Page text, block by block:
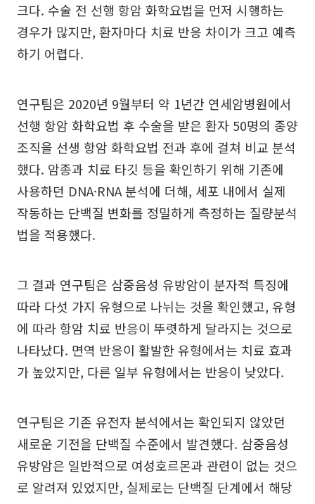
크다. 수술 전 선행 항암 화학요법을 먼저 시행하는
경우가 많지만, 환자마다 치료 반응 차이가 크고 예측
하기 어렵다.
연구팀은 2020년 9월부터 약 1년간 연세암병원에서
선행 항암 화학요법 후 수술을 받은 환자 50명의 종양
조직을 선생 항암 화학요법 전과 후에 걸쳐 비교 분석
했다. 암종과 치료 타깃 등을 확인하기 위해 기존에
사용하던 DNA·RNA 분석에 더해, 세포 내에서 실제
작동하는 단백질 변화를 정밀하게 측정하는 질량분석
법을 적용했다.
그 결과 연구팀은 삼중음성 유방암이 분자적 특징에
따라 다섯 가지 유형으로 나뉘는 것을 확인했고, 유형
에 따라 항암 치료 반응이 뚜렷하게 달라지는 것으로
나타났다. 면역 반응이 활발한 유형에서는 치료 효과
가 높았지만, 다른 일부 유형에서는 반응이 낮았다.
연구팀은 기존 유전자 분석에서는 확인되지 않았던
새로운 기전을 단백질 수준에서 발견했다. 삼중음성
유방암은 일반적으로 여성호르몬과 관련이 없는 것으
로 알려져 있었지만, 실제로는 단백질 단계에서 해당